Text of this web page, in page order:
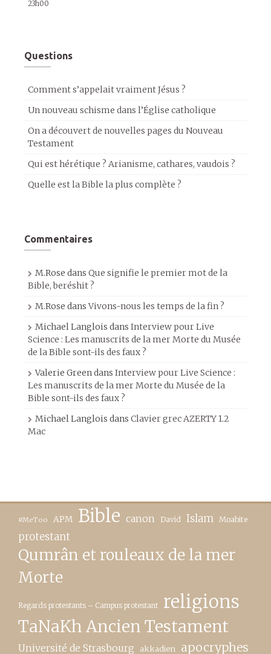
23h00
Questions
Comment s’appelait vraiment Jésus ?
Un nouveau schisme dans l’Église catholique
On a découvert de nouvelles pages du Nouveau
Testament
Qui est hérétique ? Arianisme, cathares, vaudois ?
Quelle est la Bible la plus complète ?
Commentaires
M.Rose dans Que signifie le premier mot de la
Bible, beréshit ?
M.Rose dansVivons-nous les temps de la fin ?
Michael Langlois dans Interview pour Live
Science : Les manuscrits de la mer Morte du Musée
de la Bible sont-ils des faux ?
Valerie Greendans Interview pour Live Science :
Les manuscrits de la mer Morte du Musée de la
Bible sont-ils des faux ?
Michael Langlois dans Clavier grec AZERTY 1.2
Mac
#MeToo APM Bible canon David Islam Moabite
protestant
Qumrân et rouleaux de la mer
Morte
Regards protestants – Campus protestant religions
TaNaKh Ancien Testament
Université de Strasbourg akkadien apocryphes